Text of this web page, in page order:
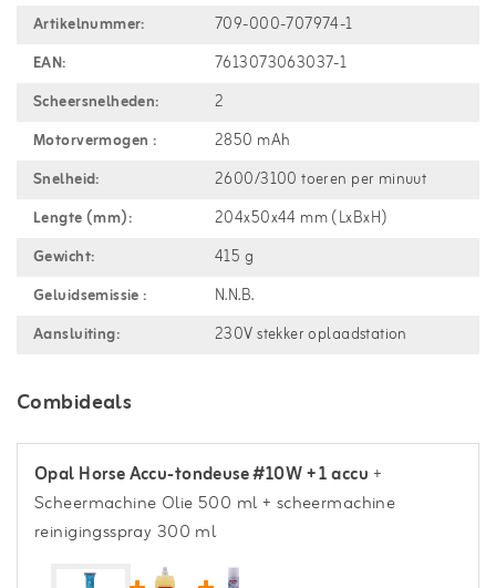
Artikelnummer:
709-000-707974-1
EAN:
7613073063037-1
Scheersnelheden:
2
Motorvermogen :
2850 mAh
Snelheid:
2600/3100 toeren per minuut
Lengte (mm):
204x50x44 mm (LxBxH)
Gewicht:
415 g
Geluidsemissie :
N.N.B.
Aansluiting:
230V stekker oplaadstation
Combideals
Opal Horse Accu-tondeuse #10W + 1 accu+
Scheermachine Olie 500 ml+ scheermachine
reinigingsspray 300 ml